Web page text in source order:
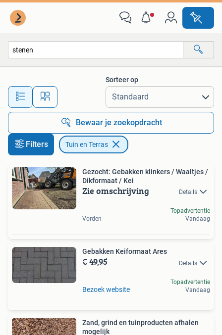
Alle afstanden…
Sorteer op
Bewaar je zoekopdracht
Filters Tuin en Terras
Gezocht: Gebakken klinkers / Waaltjes /
Dikformaat / Kei
Zie omschrijving Details
Vorden
Topadvertentie
Vandaag
Gebakken Keiformaat Ares
€ 49,95 Details
Bezoek website
Topadvertentie
Vandaag
Zand, grind en tuinproducten afhalen
mogelijk